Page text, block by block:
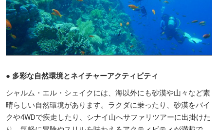
● 多彩な自然環境とネイチャーアクティビティ
シャルム・エル・シェイクには、海以外にも砂漠や山々など素
晴らしい自然環境があります。ラクダに乗ったり、砂漠をバイ
クや4WDで疾走したり、シナイ山へサファリツアーに出掛けた